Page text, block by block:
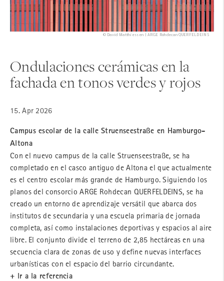
© David Matthiessen | ARGE Rohdecan QUERFELDEINS
Ondulaciones cerámicas en la
fachada en tonos verdes y rojos
15. Apr 2026
Campus escolar de la calle Struenseestraße en Hamburgo-
Altona
Con el nuevo campus de la calle Struenseestraße, se ha
completado en el casco antiguo de Altona el que actualmente
es el centro escolar más grande de Hamburgo. Siguiendo los
planos del consorcio ARGE Rohdecan QUERFELDEINS, se ha
creado un entorno de aprendizaje versátil que abarca dos
institutos de secundaria y una escuela primaria de jornada
completa, así como instalaciones deportivas y espacios al aire
libre. El conjunto divide el terreno de 2,85 hectáreas en una
secuencia clara de zonas de uso y define nuevas interfaces
urbanísticas con el espacio del barrio circundante.
+ lr a la referencia